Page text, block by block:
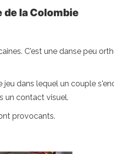
la Colombie
C'est une danse peu
dans lequel un couple
un contact visuel.
provocants.